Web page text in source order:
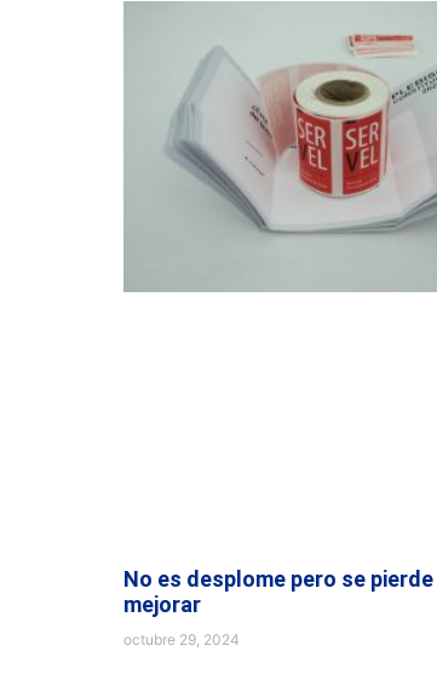
No es desplome pero se pierde
mejorar
octubre 29, 2024